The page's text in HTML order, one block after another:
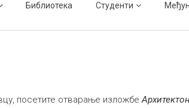
Библиотека Студенти
посетите отварање изложбе